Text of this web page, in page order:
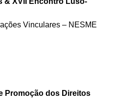
Vinculares – NESME
Promoção dos Direitos